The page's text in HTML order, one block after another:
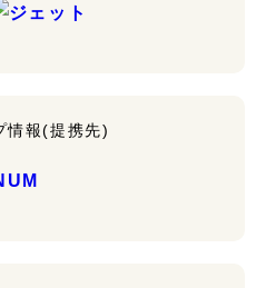
情報(提携先)